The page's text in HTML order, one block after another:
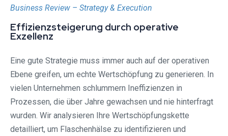
Business Review – Strategy & Execution
Effizienzsteigerung durch operative
Exzellenz
Eine gute Strategie muss immer auch auf der operativen
Ebene greifen, um echte Wertschöpfung zu generieren. In
vielen Unternehmen schlummern Ineffizienzen in
Prozessen, die über Jahre gewachsen und nie hinterfragt
wurden. Wir analysieren Ihre Wertschöpfungskette
detailliert, um Flaschenhälse zu identifizieren und